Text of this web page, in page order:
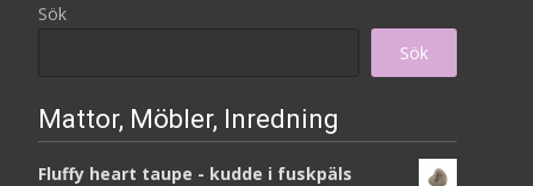
Sök
Sök
Mattor, Möbler, Inredning
Fluffy heart taupe - kudde i fuskpäls